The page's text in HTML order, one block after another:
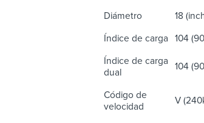
Diámetro 18
Índice de carga 104
Índice de carga
dual
104
Código de
velocidad
V